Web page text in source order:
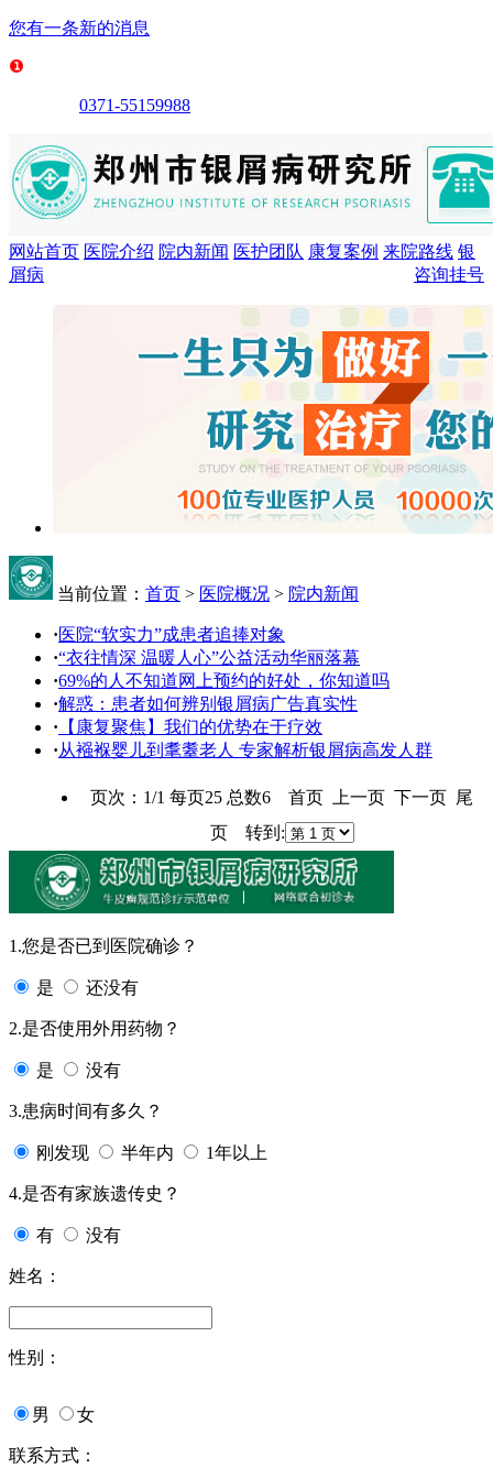
您有一条新的消息
0371-55159988
网站首页 医院介绍 院内新闻 医护团队 康复案例 来院路线 银
屑病
咨询挂号
当前位置： 首页 > 医院概况 > 院内新闻
·医院“软实力”成患者追捧对象
·“衣往情深 温暖人心”公益活动华丽落幕
·69%的人不知道网上预约的好处，你知道吗
·解惑：患者如何辨别银屑病广告真实性
· 【康复聚焦】我们的优势在于疗效
·从襁褓婴儿到耄耋老人 专家解析银屑病高发人群
页次：1/1 每页25 总数6 首页 上一页 下一页 尾
页 转到:
1.您是否已到医院确诊？
是 还没有
2.是否使用外用药物？
是 没有
3.患病时间有多久？
刚发现 半年内 1年以上
4.是否有家族遗传史？
有 没有
姓名：
性别：
男 女
联系方式：